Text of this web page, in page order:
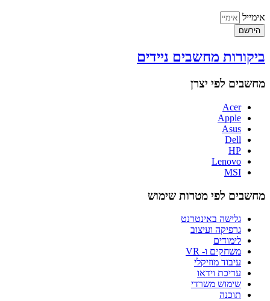
אימייל
הירשם
ביקורות מחשבים ניידים
מחשבים לפי יצרן
Acer
Apple
Asus
Dell
HP
Lenovo
MSI
מחשבים לפי מטרות שימוש
גלישה באינטרנט
גרפיקה ועיצוב
לימודים
משחקים ו- VR
עיבוד מוזיקלי
עריכת וידאו
שימוש משרדי
תוכנה